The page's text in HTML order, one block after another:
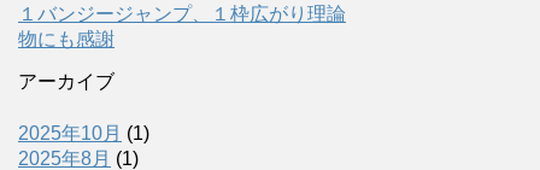
１バンジージャンプ、１枠広がり理論
物にも感謝
アーカイブ
2025年10月 (1)
2025年8月 (1)